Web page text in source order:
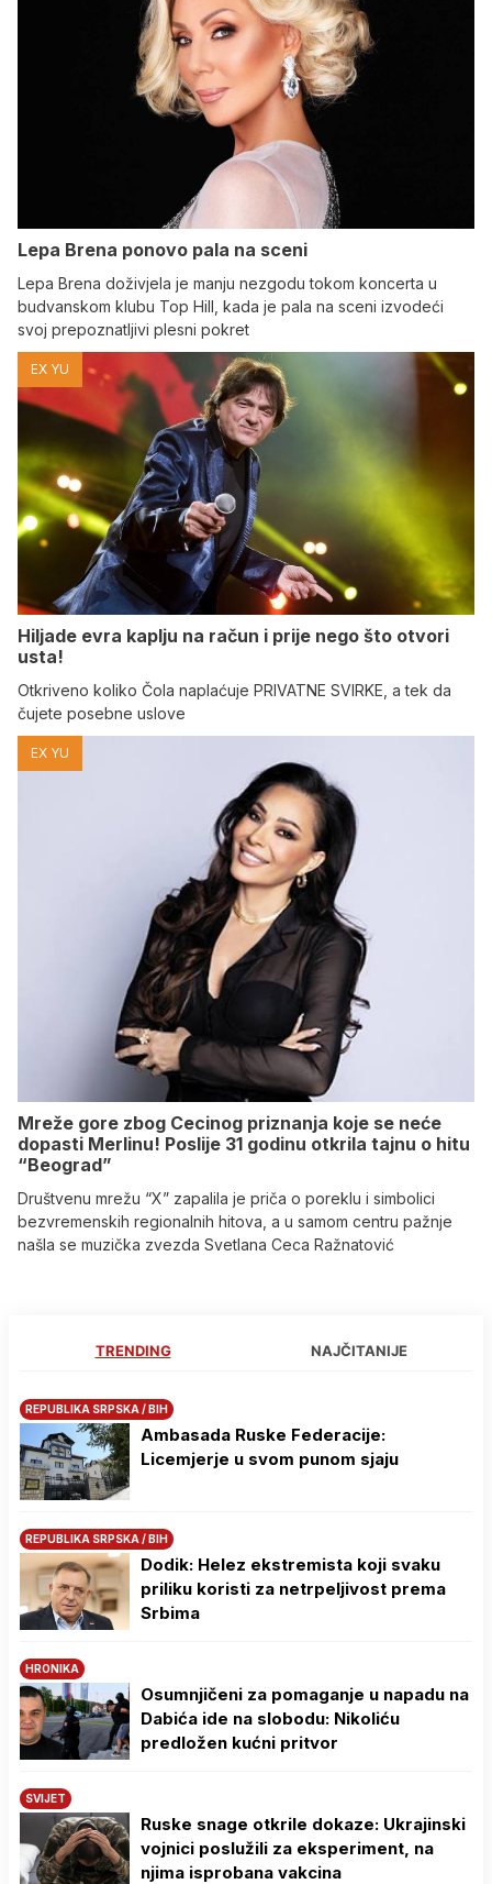
Lepa Brena ponovo pala na sceni
Lepa Brena doživjela je manju nezgodu tokom koncerta u
budvanskom klubu Top Hill, kada je pala na sceni izvodeći
svoj prepoznatljivi plesni pokret
EX YU
Hiljade evra kaplju na račun i prije nego što otvori
usta!
Otkriveno koliko Čola naplaćuje PRIVATNE SVIRKE, a tek da
čujete posebne uslove
EX YU
Mreže gore zbog Cecinog priznanja koje se neće
dopasti Merlinu! Poslije 31 godinu otkrila tajnu o hitu
“Beograd”
Društvenu mrežu “X” zapalila je priča o poreklu i simbolici
bezvremenskih regionalnih hitova, a u samom centru pažnje
našla se muzička zvezda Svetlana Ceca Ražnatović
TRENDING NAJČITANIJE
REPUBLIKA SRPSKA / BIH
Ambasada Ruske Federacije:
Licemjerje u svom punom sjaju
REPUBLIKA SRPSKA / BIH
Dodik: Helez ekstremista koji svaku
priliku koristi za netrpeljivost prema
Srbima
HRONIKA
Osumnjičeni za pomaganje u napadu na
Dabića ide na slobodu: Nikoliću
predložen kućni pritvor
SVIJET
Ruske snage otkrile dokaze: Ukrajinski
vojnici poslužili za eksperiment, na
njima isprobana vakcina